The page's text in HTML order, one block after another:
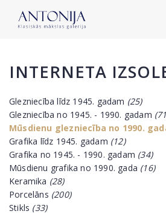
INTERNETA
Glezniecība līdz 1945. gadam (25)
Glezniecība no 1945. - 1990. gadam
Mūsdienu glezniecība no 1990.
Grafika līdz 1945. gadam (12)
Grafika no 1945. - 1990. gadam (34)
Mūsdienu grafika no 1990. gada (16)
Keramika (28)
Porcelāns (200)
Stikls (33)